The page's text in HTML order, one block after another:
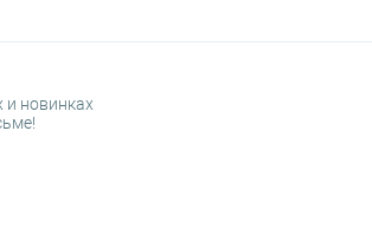
и новинках